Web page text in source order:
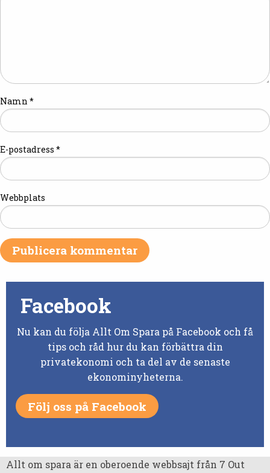
Namn *
E-postadress *
Webbplats
Facebook
Nu kan du följa Allt Om Spara på Facebook och få
tips och råd hur du kan förbättra din
privatekonomi och ta del av de senaste
ekonominyheterna.
Följ oss på Facebook
Allt om spara är en oberoende webbsajt från 7 Out